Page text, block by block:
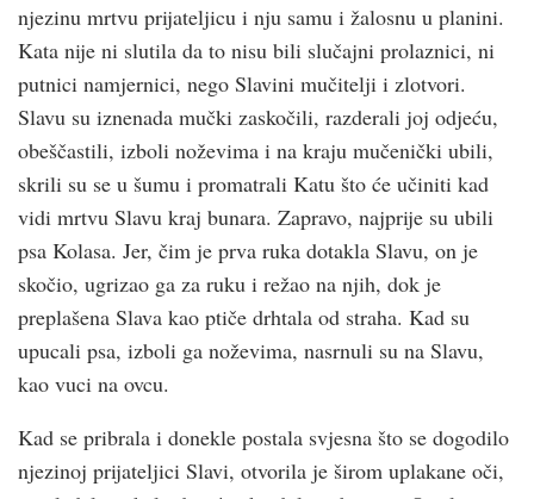
njezinu mrtvu prijateljicu i nju samu i žalosnu u planini.
Kata nije ni slutila da to nisu bili slučajni prolaznici, ni
putnici namjernici, nego Slavini mučitelji i zlotvori.
Slavu su iznenada mučki zaskočili, razderali joj odjeću,
obeščastili, izboli noževima i na kraju mučenički ubili,
skrili su se u šumu i promatrali Katu što će učiniti kad
vidi mrtvu Slavu kraj bunara. Zapravo, najprije su ubili
psa Kolasa. Jer, čim je prva ruka dotakla Slavu, on je
skočio, ugrizao ga za ruku i režao na njih, dok je
preplašena Slava kao ptiče drhtala od straha. Kad su
upucali psa, izboli ga noževima, nasrnuli su na Slavu,
kao vuci na ovcu.
Kad se pribrala i donekle postala svjesna što se dogodilo
njezinoj prijateljici Slavi, otvorila je širom uplakane oči,